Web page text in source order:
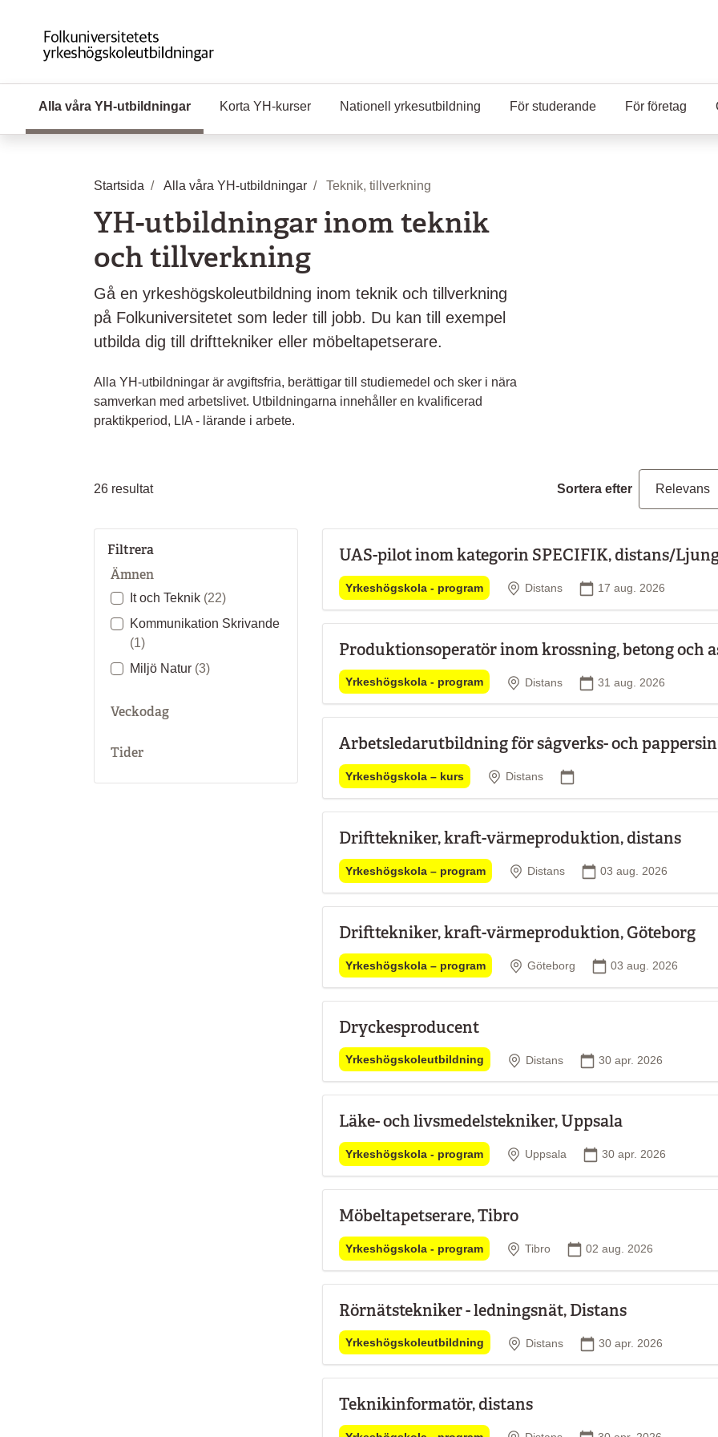
Alla våra YH-utbildningar (Aktuell sida)
Korta YH-kurser Nationell yrkesutbildning För studerande För företag
Startsida Alla våra YH-utbildningar Teknik, tillverkning
YH-utbildningar inom teknik
och tillverkning
Gå en yrkeshögskoleutbildning inom teknik och tillverkning
på Folkuniversitetet som leder till jobb. Du kan till exempel
utbilda dig till drifttekniker eller möbeltapetserare.
Alla YH-utbildningar är avgiftsfria, berättigar till studiemedel och sker i nära
samverkan med arbetslivet. Utbildningarna innehåller en kvalificerad
praktikperiod, LIA - lärande i arbete.
Sortera efter
26 resultat
Filtrera
Ämnen
It och Teknik (22)
Kommunikation Skrivande
(1)
Miljö Natur (3)
Veckodag
Tider
UAS-pilot inom kategorin SPECIFIK, distans/
Yrkeshögskola - program Plats
Distans Startdatum
17 aug. 2026
Produktionsoperatör inom krossning, betong och
Yrkeshögskola - program Plats
Distans Startdatum
31 aug. 2026
Arbetsledarutbildning för sågverks- och
Yrkeshögskola – kurs Plats
Distans
Drifttekniker, kraft-värmeproduktion, distans
Yrkeshögskola – program Plats
Distans Startdatum
03 aug. 2026
Drifttekniker, kraft-värmeproduktion, Göteborg
Yrkeshögskola – program Plats
Göteborg Startdatum
03 aug. 2026
Dryckesproducent
Yrkeshögskoleutbildning Plats
Distans Startdatum
30 apr. 2026
Läke- och livsmedelstekniker, Uppsala
Yrkeshögskola - program Plats
Uppsala Startdatum
30 apr. 2026
Möbeltapetserare, Tibro
Yrkeshögskola - program Plats
Tibro Startdatum
02 aug. 2026
Rörnätstekniker - ledningsnät, Distans
Yrkeshögskoleutbildning Plats
Distans Startdatum
30 apr. 2026
Teknikinformatör, distans